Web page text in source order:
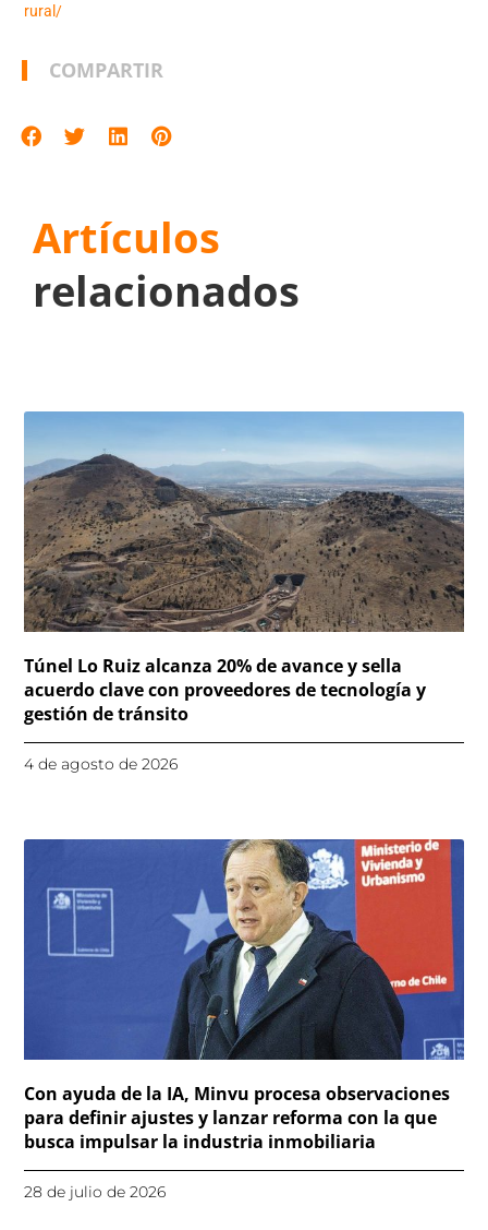
rural/
COMPARTIR
Artículos
relacionados
Túnel Lo Ruiz alcanza 20% de avance y sella
acuerdo clave con proveedores de tecnología y
gestión de tránsito
4 de agosto de 2026
Con ayuda de la IA, Minvu procesa observaciones
para definir ajustes y lanzar reforma con la que
busca impulsar la industria inmobiliaria
28 de julio de 2026